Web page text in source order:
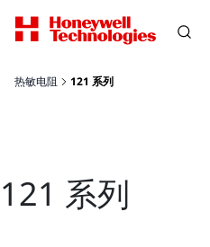
热敏电阻 121 系列
121 系列